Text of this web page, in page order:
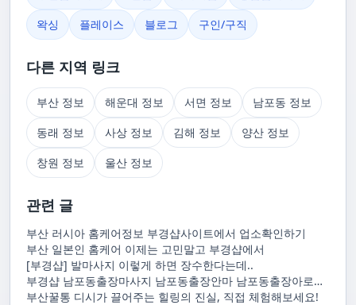
왁싱
플레이스 블로그 구인/구직
다른 지역 링크
부산 정보 해운대 정보 서면 정보
남포동 정보
동래 정보
사상 정보 김해 정보
양산 정보
창원 정보
울산 정보
관련 글
부산 러시아 홈케어정보 부경샵사이트에서 업소확인하기
부산 일본인 홈케어 이제는 고민말고 부경샵에서
[부경샵] 발마사지 이렇게 하면 장수한다는데..
부경샵 남포동출장마사지 남포동출장안마 남포동출장아로마
남포동홈마사지 남포동마사지출장
부산꿀통 디시가 끌어주는 힐링의 진실, 직접 체험해보세요!